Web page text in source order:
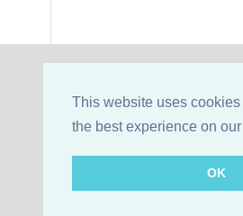
This website uses
the best experience on
OK